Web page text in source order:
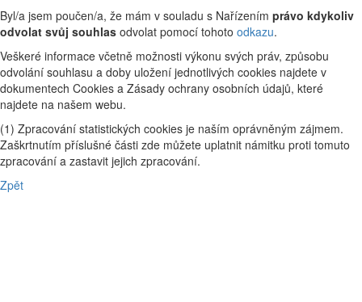
Byl/a jsem poučen/a, že mám v souladu s Nařízením právo kdykoliv
odvolat svůj souhlas odvolat pomocí tohoto odkazu.
Veškeré informace včetně možnosti výkonu svých práv, způsobu
odvolání souhlasu a doby uložení jednotlivých cookies najdete v
dokumentech Cookies a Zásady ochrany osobních údajů, které
najdete na našem webu.
(1) Zpracování statistických cookies je naším oprávněným zájmem.
Zaškrtnutím příslušné části zde můžete uplatnit námitku proti tomuto
zpracování a zastavit jejich zpracování.
Zpět